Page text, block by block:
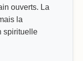
ouverts. La
la
spirituelle